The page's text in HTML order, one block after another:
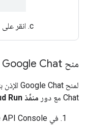
انقر على
منح Google Chat الإذن بتنفيذ وظيفتك
Chat مع دور
منفّذ Cloud Run